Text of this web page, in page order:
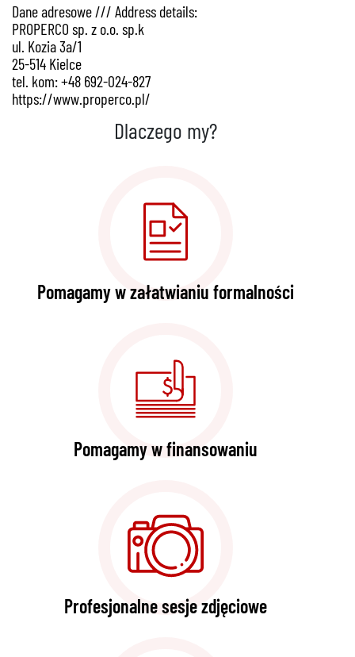
Dane adresowe /// Address details:
PROPERCO sp. z o.o. sp.k
ul. Kozia 3a/1
25-514 Kielce
tel. kom: +48 692-024-827
https://www.properco.pl/
Dlaczego my?
Pomagamy w załatwianiu formalności
Pomagamy w finansowaniu
Profesjonalne sesje zdjęciowe